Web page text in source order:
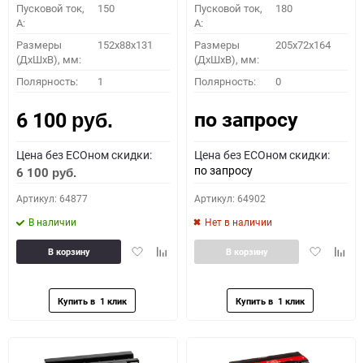
Пусковой ток,
A:
150
Размеры
(ДхШхВ), мм:
152x88x131
Полярность: 1
6 100 руб.
Цена без ECOном скидки:
6 100 руб.
Артикул: 64877
В наличии
ДобавитьДобавить
В корзину
Пусковой ток,
A:
180
Размеры
(ДхШхВ), мм:
205x72x164
Полярность: 0
по запросу
Цена без ECOном скидки:
по запросу
Артикул: 64902
Нет в наличии
Добавить
В корзину